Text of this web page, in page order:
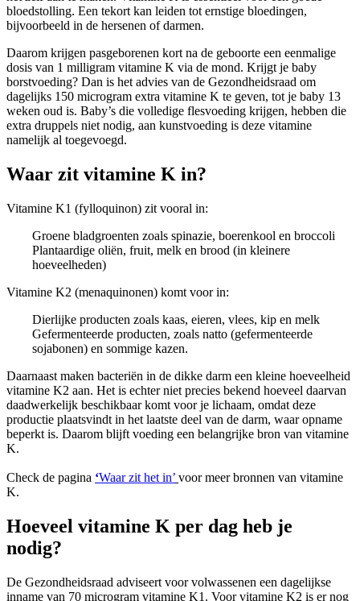
bloedstolling. Een tekort kan leiden tot ernstige bloedingen,
bijvoorbeeld in de hersenen of darmen.
Daarom krijgen pasgeborenen kort na de geboorte een eenmalige
dosis van 1 milligram vitamine K via de mond. Krijgt je baby
borstvoeding? Dan is het advies van de Gezondheidsraad om
dagelijks 150 microgram extra vitamine K te geven, tot je baby 13
weken oud is. Baby’s die volledige flesvoeding krijgen, hebben die
extra druppels niet nodig, aan kunstvoeding is deze vitamine
namelijk al toegevoegd.
Waar zit vitamine K in?
Vitamine K1 (fylloquinon) zit vooral in:
Groene bladgroenten zoals spinazie, boerenkool en broccoli
Plantaardige oliën, fruit, melk en brood (in kleinere
hoeveelheden)
Vitamine K2 (menaquinonen) komt voor in:
Dierlijke producten zoals kaas, eieren, vlees, kip en melk
Gefermenteerde producten, zoals natto (gefermenteerde
sojabonen) en sommige kazen.
Daarnaast maken bacteriën in de dikke darm een kleine hoeveelheid
vitamine K2 aan. Het is echter niet precies bekend hoeveel daarvan
daadwerkelijk beschikbaar komt voor je lichaam, omdat deze
productie plaatsvindt in het laatste deel van de darm, waar opname
beperkt is. Daarom blijft voeding een belangrijke bron van vitamine
K.
Check de pagina ‘Waar zit het in’ voor meer bronnen van vitamine
K.
Hoeveel vitamine K per dag heb je
nodig?
De Gezondheidsraad adviseert voor volwassenen een dagelijkse
inname van 70 microgram vitamine K1. Voor vitamine K2 is er nog